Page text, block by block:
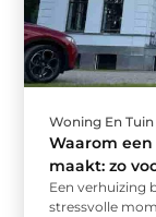
Woning En Tuin
Waarom
maakt: zo
Een verhuizing
stressvolle